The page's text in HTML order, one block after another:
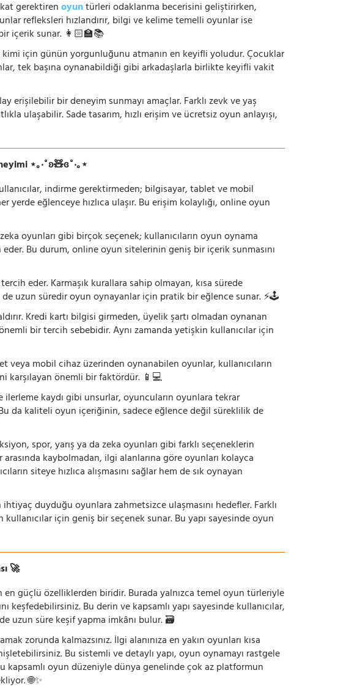
gerektirenoyuntürleri odaklanma becerisini geliştirirken,
refleksleri hızlandırır, bilgi ve kelime temelli oyunlar ise
içerik sunar. 👩🏻‍🏫📚
kimi için günün yorgunluğunu atmanın en keyifli yoludur. Çocuklar
tek başına oynanabildiği gibi arkadaşlarla birlikte keyifli vakit
erişilebilir bir deneyim sunmayı amaçlar. Farklı zevk ve yaş
ulaşabilir. Sade tasarım, hızlı erişim ve ücretsiz oyun anlayışı,
⋆｡‧˚ʚ🧸ɞ˚‧｡⋆
indirme gerektirmeden; bilgisayar, tablet ve mobil
eğlenceye hızlıca ulaşır. Bu erişim kolaylığı, online oyun
oyunları gibi birçok seçenek; kullanıcıların oyun oynama
Bu durum, online oyun sitelerinin geniş bir içerik sunmasını
eder. Karmaşık kurallara sahip olmayan, kısa sürede
uzun süredir oyun oynayanlar için pratik bir eğlence sunar. ⚡🕹️
Kredi kartı bilgisi girmeden, üyelik şartı olmadan oynanan
bir tercih sebebidir. Aynı zamanda yetişkin kullanıcılar için
mobil cihaz üzerinden oynanabilen oyunlar, kullanıcıların
karşılayan önemli bir faktördür. 📱💻
ilerleme kaydı gibi unsurlar, oyuncuların oyunlara tekrar
da kaliteli oyun içeriğinin, sadece eğlence değil süreklilik de
spor, yarış ya da zeka oyunları gibi farklı seçeneklerin
kaybolmadan, ilgi alanlarına göre oyunları kolayca
siteye hızlıca alışmasını sağlar hem de sık oynayan
duyduğu oyunlara zahmetsizce ulaşmasını hedefler. Farklı
için geniş bir seçenek sunar. Bu yapı sayesinde oyun
🚀
en güçlü özelliklerden biridir. Burada yalnızca temel oyun türleriyle
keşfedebilirsiniz. Bu derin ve kapsamlı yapı sayesinde kullanıcılar,
uzun süre keşif yapma imkânı bulur. 🗃️
zorunda kalmazsınız. İlgi alanınıza en yakın oyunları kısa
Bu sistemli ve detaylı yapı, oyun oynamayı rastgele
kapsamlı oyun düzeniyle dünya genelinde çok az platformun
🌐✨